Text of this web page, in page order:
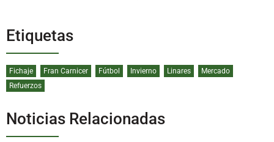
Etiquetas
Fichaje Fran Carnicer Fútbol Invierno Linares
Mercado
Refuerzos
Noticias Relacionadas